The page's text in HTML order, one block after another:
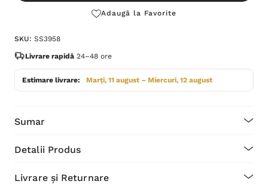
Adaugă la Favorite
SKU: SS3958
Livrare rapidă 24–48 ore
Estimare livrare: Marți, 11 august – Miercuri, 12 august
Sumar
Detalii Produs
Livrare și Returnare